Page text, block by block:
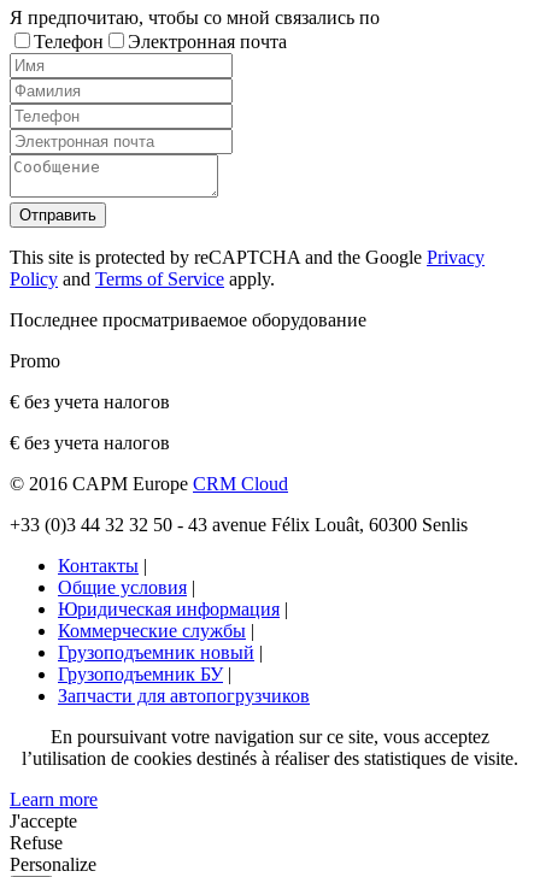
Я предпочитаю, чтобы со мной связались по
Телефон
Электронная почта
Отправить
This site is protected by reCAPTCHA and the Google Privacy
Policy and Terms of Service apply.
Последнее просматриваемое оборудование
Promo
€ без учета налогов
€ без учета налогов
© 2016 CAPM Europe CRM Cloud
+33 (0)3 44 32 32 50 - 43 avenue Félix Louât, 60300 Senlis
Контакты |
Общие условия |
Юридическая информация |
Коммерческие службы |
Грузоподъемник новый |
Грузоподъемник БУ|
Запчасти для автопогрузчиков
En poursuivant votre navigation sur ce site, vous acceptez
l’utilisation de cookies destinés à réaliser des statistiques de visite.
Learn more
J'accepte
Refuse
Personalize